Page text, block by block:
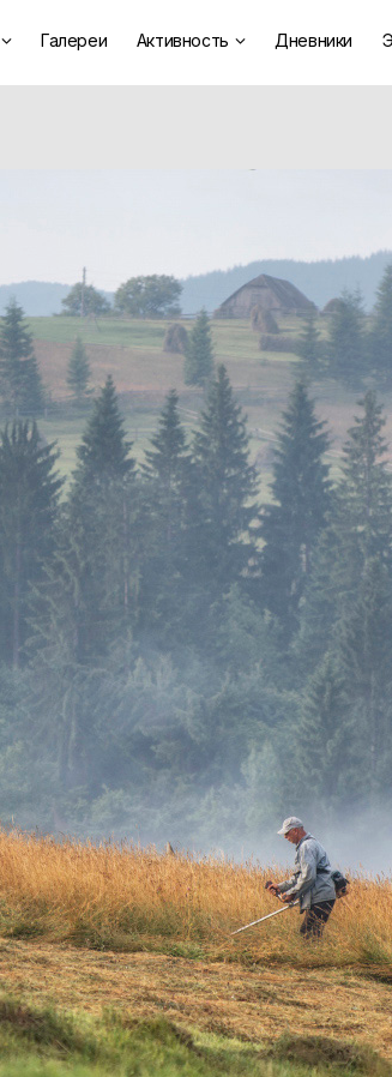
 Галереи Активность  Дневники